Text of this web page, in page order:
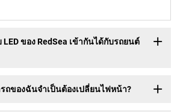
ของ RedSea เข้ากันได้กับรถยนต์
ถของฉันจำเป็นต้องเปลี่ยนไฟหน้า?